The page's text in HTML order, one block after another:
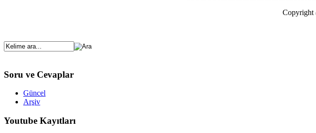
Copyright
Soru ve Cevaplar
Güncel
Arşiv
Youtube Kayıtları